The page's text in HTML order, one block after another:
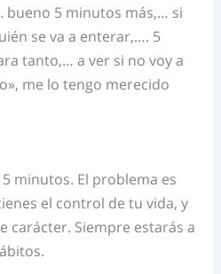
bueno 5 minutos más,… si
se va a enterar,…. 5
tanto,… a ver si no voy a
me lo tengo merecido
minutos. El problema es
el control de tu vida, y
carácter. Siempre estarás a